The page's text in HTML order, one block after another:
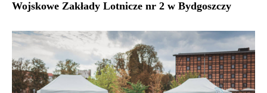
Wojskowe Zakłady Lotnicze nr 2 w Bydgoszczy